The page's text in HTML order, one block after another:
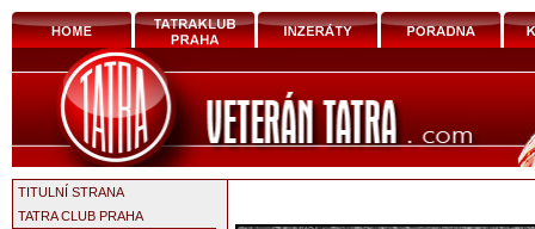
TITULNÍ STRANA
TATRA CLUB PRAHA